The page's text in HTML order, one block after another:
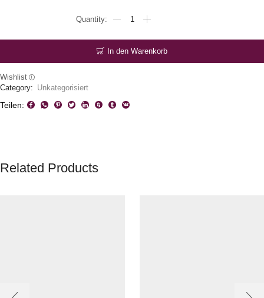
Menge
In den Warenkorb
Wishlist
Category: Unkategorisiert
Teilen:
Related Products